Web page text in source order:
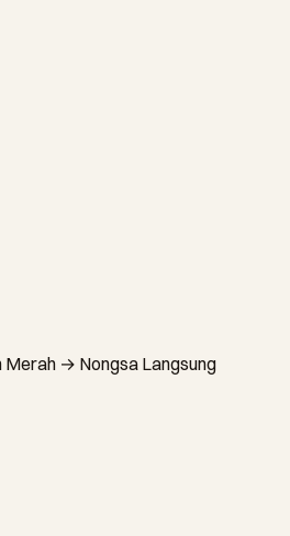
Merah → Nongsa Langsung